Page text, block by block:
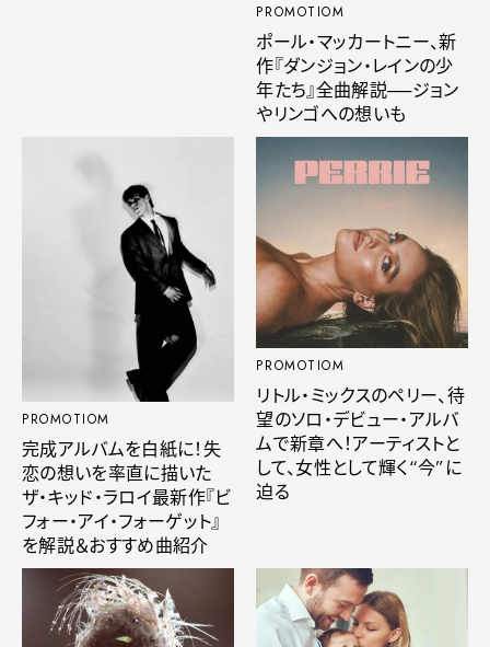
PROMOTIOM
ポール・マッカートニー、新
作『ダンジョン・レインの少
年たち』全曲解説──ジョン
やリンゴへの想いも
PROMOTIOM
完成アルバムを白紙に！失
恋の想いを率直に描いた
ザ・キッド・ラロイ最新作『ビ
フォー・アイ・フォーゲット』
を解説＆おすすめ曲紹介
PROMOTIOM
リトル・ミックスのペリー、待
望のソロ・デビュー・アルバ
ムで新章へ！アーティストと
して、女性として輝く“今”に
迫る